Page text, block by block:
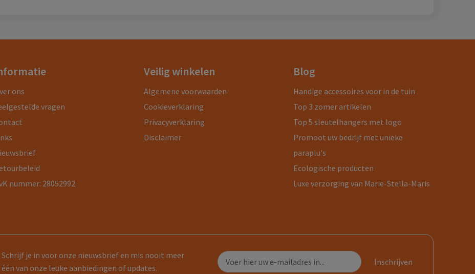
ons
vragen
nummer: 28052992
Veilig winkelen
Algemene voorwaarden
Cookieverklaring
Privacyverklaring
Disclaimer
Blog
Handige accessoires voor in de tuin
Top 3 zomer artikelen
Top 5 sleutelhangers met logo
Promoot uw bedrijf met unieke
paraplu's
Ecologische producten
Luxe verzorging van Marie-Stella-Maris
Schrijf je in voor onze nieuwsbrief en mis nooit meer
één van onze leuke aanbiedingen of updates.